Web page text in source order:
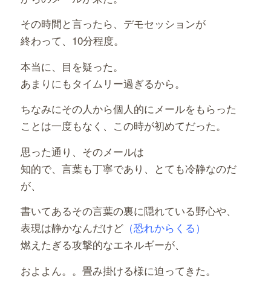
その時間と言ったら、デモセッションが
終わって、10分程度。
本当に、目を疑った。
あまりにもタイムリー過ぎるから。
ちなみにその人から個人的にメールをもらった
ことは一度もなく、この時が初めてだった。
思った通り、そのメールは
知的で、言葉も丁寧であり、とても冷静なのだ
が、
書いてあるその言葉の裏に隠れている野心や、
表現は静かなんだけど（恐れからくる）
燃えたぎる攻撃的なエネルギーが、
およよん。。畳み掛ける様に迫ってきた。